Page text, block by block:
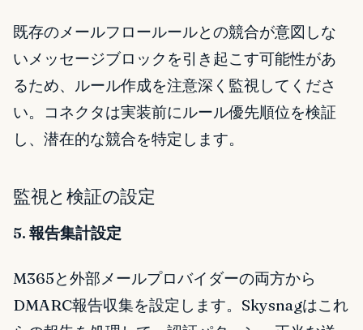
既存のメールフロールールとの競合が意図しな
いメッセージブロックを引き起こす可能性があ
るため、ルール作成を注意深く監視してくださ
い。コネクタは実装前にルール優先順位を検証
し、潜在的な競合を特定します。
監視と検証の設定
5. 報告集計設定
M365と外部メールプロバイダーの両方から
DMARC報告収集を設定します。Skysnagはこれ